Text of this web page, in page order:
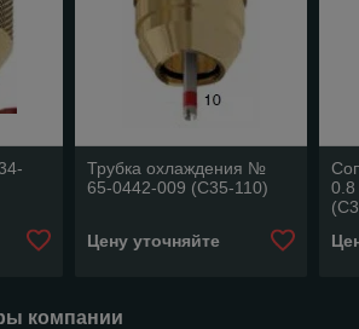
Трубка охлаждения №
65-0442-009 (C35-110)
Цену уточняйте
компании